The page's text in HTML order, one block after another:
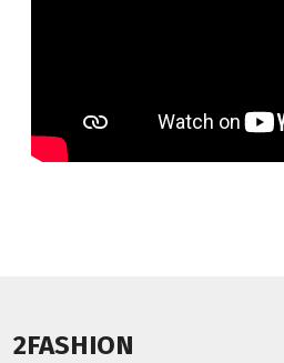
2FASHION